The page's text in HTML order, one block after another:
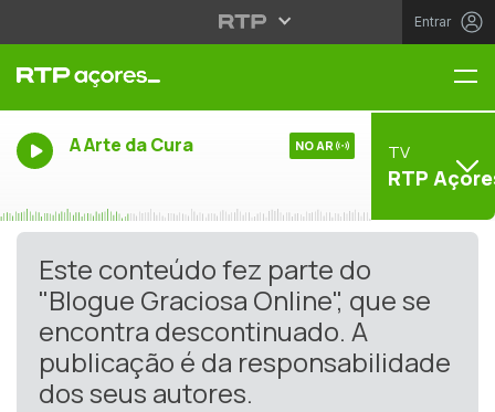
Entrar
A Arte da Cura NO AR TV
RTP
Este conteúdo fez parte do
"Blogue Graciosa Online", que se
encontra descontinuado. A
publicação é da responsabilidade
dos seus autores.